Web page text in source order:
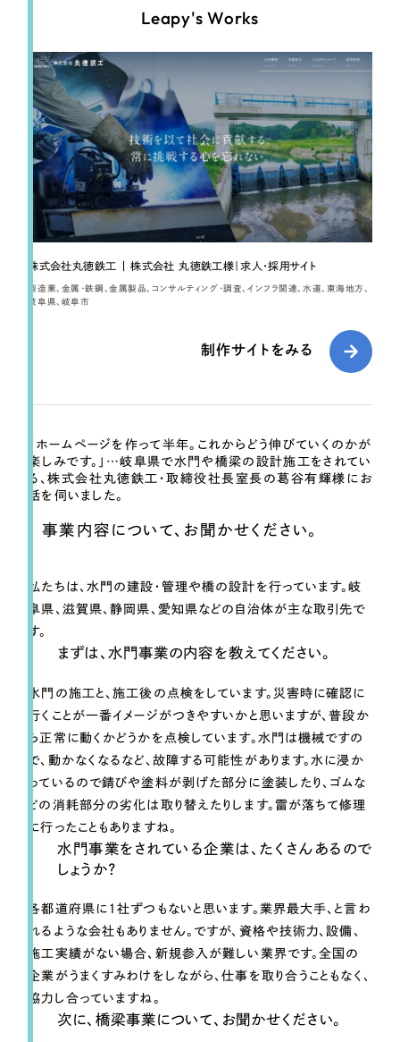
ライン領域のマーケティングまでまるっと代行
採用DX支援
リープ・リクルーティング ／採用業務代行
求人票作成・面接など各種業務代行、採用の仕組み作り支援
リープ・キャリア ／人材紹介サービス
完全成功報酬型のスカウト型ハイクラス人材紹介（岐阜・愛知）
カイゼンDX支援
Pace ／クラウド型工数管理ツール
全国1,400社以上の支援実績の中から実績の
一部をご紹介します
ブックマークしたサイト
すべて （624件）
コーポレート・企業サイト
ブランドサイト・サービスサイト （85件）
求人・採用サイト （61件）
ECサイト（オンラインショップ）
ポータルサイト・メディアサイト
キャンペーン・プロモーションサイト （12件）
ブランディング（ロゴ・印刷物） （90件）
その他 （1件）
「採用強化」を目的とした採用業務代行
その他のサービス
プライバシーポリシー 情報セキュリティ方針
AI倫理ポリシー クッキーポリシー サイトマップ
ウェブアクセシビリティ方針
Leapy's Works
株式会社丸徳鉄工 | 株式会社 丸徳鉄工様｜求人・採用サイト
製造業 金属・鉄鋼 金属製品 コンサルティング・調査 インフラ関連 水道
東海地方
岐阜県
岐阜市
制作サイトをみる
「ホームページを作って半年。これからどう伸びていくのかが
楽しみです。」…岐阜県で水門や橋梁の設計施工をされてい
る、株式会社丸徳鉄工・取締役社長室長の葛谷有輝様にお
話を伺いました。
事業内容について、お聞かせください。
私たちは、水門の建設・管理や橋の設計を行っています。岐
阜県、滋賀県、静岡県、愛知県などの自治体が主な取引先で
す。
まずは、水門事業の内容を教えてください。
水門の施工と、施工後の点検をしています。災害時に確認に
行くことが一番イメージがつきやすいかと思いますが、普段か
ら正常に動くかどうかを点検しています。水門は機械ですの
で、動かなくなるなど、故障する可能性があります。水に浸か
っているので錆びや塗料が剥げた部分に塗装したり、ゴムな
どの消耗部分の劣化は取り替えたりします。雷が落ちて修理
に行ったこともありますね。
水門事業をされている企業は、たくさんあるので
しょうか？
各都道府県に1社ずつもないと思います。業界最大手、と言わ
れるような会社もありません。ですが、資格や技術力、設備、
施工実績がない場合、新規参入が難しい業界です。全国の
企業がうまくすみわけをしながら、仕事を取り合うこともなく、
協力し合っていますね。
次に、橋梁事業について、お聞かせください。